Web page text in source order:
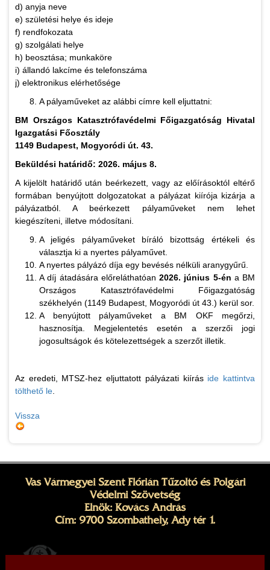
d) anyja neve
e) születési helye és ideje
f) rendfokozata
g) szolgálati helye
h) beosztása; munkaköre
i) állandó lakcíme és telefonszáma
j) elektronikus elérhetősége
A pályaműveket az alábbi címre kell eljuttatni:
BM Országos Katasztrófavédelmi Főigazgatóság
Hivatal
Igazgatási Főosztály
1149 Budapest, Mogyoródi út. 43.
Beküldési határidő: 2026. május 8.
A kijelölt határidő után beérkezett, vagy az előírásoktól eltérő
formában benyújtott dolgozatokat a pályázat kiírója kizárja a
pályázatból. A beérkezett pályaműveket nem lehet
kiegészíteni, illetve módosítani.
A jeligés pályaműveket bíráló bizottság értékeli és
választja ki a nyertes pályaművet.
A nyertes pályázó díja egy bevésés nélküli aranygyűrű.
A díj átadására előreláthatóan 2026. június 5-én a BM
Országos Katasztrófavédelmi Főigazgatóság
székhelyén (1149 Budapest, Mogyoródi út 43.) kerül sor.
A benyújtott pályaműveket a BM OKF megőrzi,
hasznosítja. Megjelentetés esetén a szerzői jogi
jogosultságok és kötelezettségek a szerzőt illetik.
Az eredeti, MTSZ-hez eljuttatott pályázati kiírás ide kattintva
tölthető le.
Vissza
Vas Vármegyei Szent Flórián Tűzoltó és Polgári
Védelmi Szövetség
Elnök: Kovács András
Cím: 9700 Szombathely, Ady tér 1.